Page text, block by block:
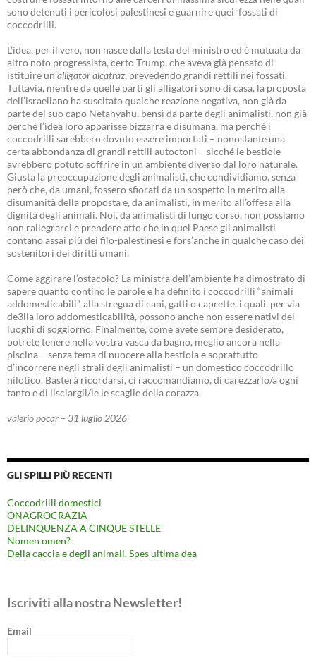
sono detenuti i pericolosi palestinesi e guarnire quei fossati di
coccodrilli.
L’idea, per il vero, non nasce dalla testa del ministro ed è mutuata da
altro noto progressista, certo Trump, che aveva già pensato di
istituire un alligator alcatraz, prevedendo grandi rettili nei fossati.
Tuttavia, mentre da quelle parti gli alligatori sono di casa, la proposta
dell’israeliano ha suscitato qualche reazione negativa, non già da
parte del suo capo Netanyahu, bensì da parte degli animalisti, non già
perché l’idea loro apparisse bizzarra e disumana, ma perché i
coccodrilli sarebbero dovuto essere importati – nonostante una
certa abbondanza di grandi rettili autoctoni – sicché le bestiole
avrebbero potuto soffrire in un ambiente diverso dal loro naturale.
Giusta la preoccupazione degli animalisti, che condividiamo, senza
però che, da umani, fossero sfiorati da un sospetto in merito alla
disumanità della proposta e, da animalisti, in merito all’offesa alla
dignità degli animali. Noi, da animalisti di lungo corso, non possiamo
non rallegrarci e prendere atto che in quel Paese gli animalisti
contano assai più dei filo-palestinesi e fors’anche in qualche caso dei
sostenitori dei diritti umani.
Come aggirare l’ostacolo? La ministra dell’ambiente ha dimostrato di
sapere quanto contino le parole e ha definito i coccodrilli “animali
addomesticabili”, alla stregua di cani, gatti o caprette, i quali, per via
de3lla loro addomesticabilità, possono anche non essere nativi dei
luoghi di soggiorno. Finalmente, come avete sempre desiderato,
potrete tenere nella vostra vasca da bagno, meglio ancora nella
piscina – senza tema di nuocere alla bestiola e soprattutto
d’incorrere negli strali degli animalisti – un domestico coccodrillo
nilotico. Basterà ricordarsi, ci raccomandiamo, di carezzarlo/a ogni
tanto e di lisciargli/le le scaglie della corazza.
valerio pocar – 31 luglio 2026
GLI SPILLI PIÙ RECENTI
Coccodrilli domestici
ONAGROCRAZIA
DELINQUENZA A CINQUE STELLE
Nomen omen?
Della caccia e degli animali. Spes ultima dea
Iscriviti alla nostra Newsletter!
Email